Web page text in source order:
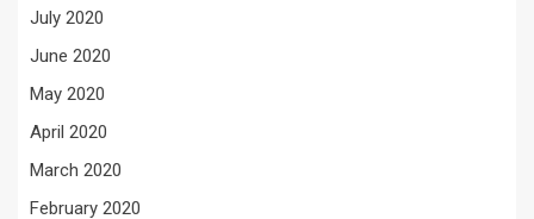
July 2020
June 2020
May 2020
April 2020
March 2020
February 2020